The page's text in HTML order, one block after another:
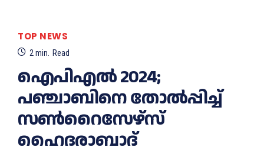
TOP NEWS
2 min. Read
ഐപിഎൽ 2024;
പഞ്ചാബിനെ തോൽപ്പിച്ച്
സണ്‍റൈസേഴ്‌സ്
ഹൈദരാബാദ്